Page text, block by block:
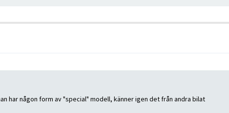
har någon form av "special" modell, känner igen det från andra bilat